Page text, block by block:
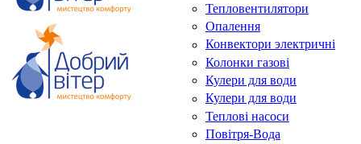
Тепловентилятори
Опалення
Конвектори электричні
Колонки газові
Кулери для води
Кулери для води
Теплові насоси
Повітря-Вода